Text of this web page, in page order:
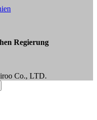
Regierung
Co., LTD.